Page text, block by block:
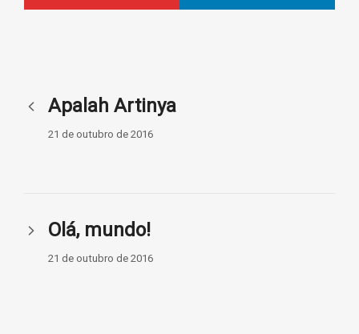
Apalah Artinya
21 de outubro de 2016
Olá, mundo!
21 de outubro de 2016